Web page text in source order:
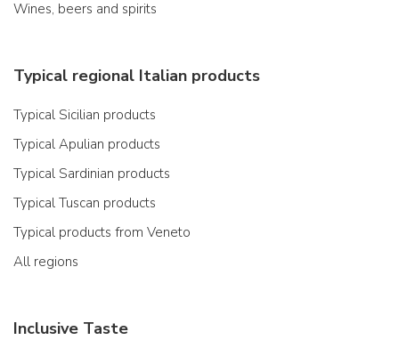
Wines, beers and spirits
Typical regional Italian products
Typical Sicilian products
Typical Apulian products
Typical Sardinian products
Typical Tuscan products
Typical products from Veneto
All regions
Inclusive Taste